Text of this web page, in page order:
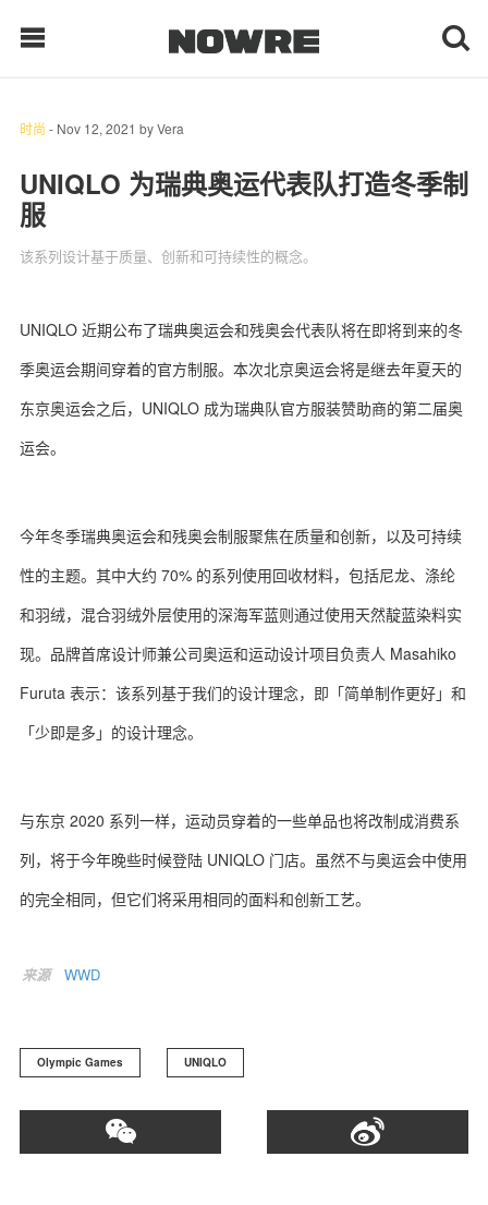
时 尚
球 鞋
生 活
关于我们 联系我们
时尚 - Nov 12, 2021 byVera
UNIQLO 为瑞典奥运代表队打造冬季制
服
该系列设计基于质量、创新和可持续性的概念。
UNIQLO 近期公布了瑞典奥运会和残奥会代表队将在即将到来的冬
季奥运会期间穿着的官方制服。本次北京奥运会将是继去年夏天的
东京奥运会之后，UNIQLO 成为瑞典队官方服装赞助商的第二届奥
运会。
今年冬季瑞典奥运会和残奥会制服聚焦在质量和创新，以及可持续
性的主题。其中大约 70% 的系列使用回收材料，包括尼龙、涤纶
和羽绒，混合羽绒外层使用的深海军蓝则通过使用天然靛蓝染料实
现。品牌首席设计师兼公司奥运和运动设计项目负责人 Masahiko
Furuta 表示：该系列基于我们的设计理念，即「简单制作更好」和
「少即是多」的设计理念。
与东京 2020 系列一样，运动员穿着的一些单品也将改制成消费系
列，将于今年晚些时候登陆 UNIQLO 门店。虽然不与奥运会中使用
的完全相同，但它们将采用相同的面料和创新工艺。
来源 WWD
Olympic Games UNIQLO